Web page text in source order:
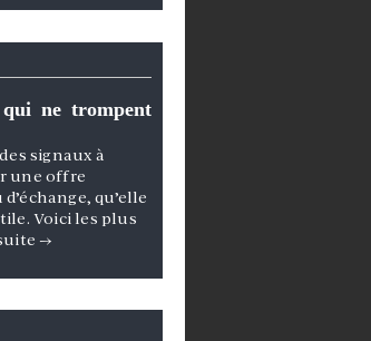
ne trompent
signaux à
une offre
qu’elle
Voici les plus
→